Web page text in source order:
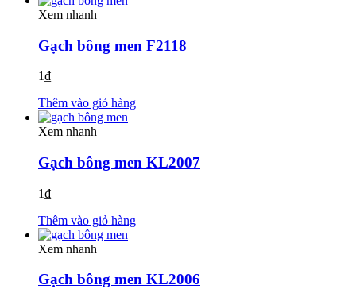
Xem nhanh
Gạch bông men F2118
1₫
Thêm vào giỏ hàng
Xem nhanh
Gạch bông men KL2007
1₫
Thêm vào giỏ hàng
Xem nhanh
Gạch bông men KL2006